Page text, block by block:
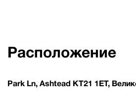
Расположение
Park Ln, Ashtead KT21 1ET,